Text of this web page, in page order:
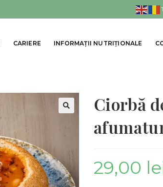
CARIERE INFORMAȚII NUTRIȚIONALE
Ciorbă
29,00